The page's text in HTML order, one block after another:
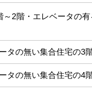
～2階・エレベータの
タの無い集合住宅の3
タの無い集合住宅の4